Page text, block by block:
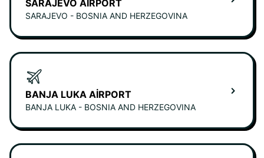
SARAJEVO AIRPORT
SARAJEVO - BOSNIA AND HERZEGOVINA
BANJA LUKA AIRPORT
BANJA LUKA - BOSNIA AND HERZEGOVINA